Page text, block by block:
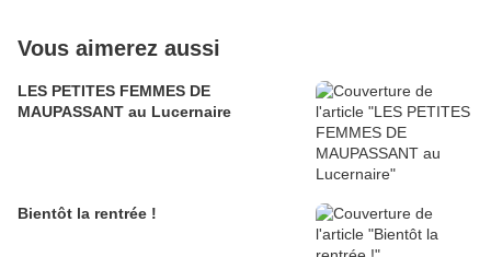
Vous aimerez aussi
LES PETITES FEMMES DE
MAUPASSANT au Lucernaire
Bientôt la rentrée !